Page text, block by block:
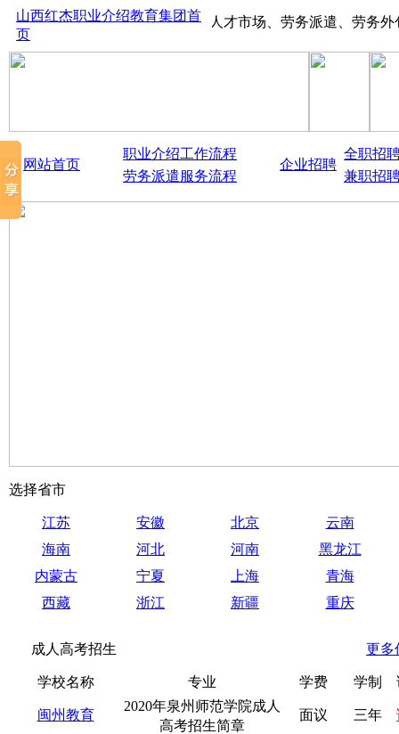
山西红杰职业介绍教育集团首
页
山西太原红杰人才市场、劳务派遣、劳务外
网站首页
职业介绍工作流程
企业招聘
全职招
劳务派遣服务流程
兼职招
选择省市
江苏 安徽 北京
云南
海南
河北 河南
黑龙江
内蒙古
宁夏 上海
青海
西藏
浙江 新疆 重庆
成人高考招生 更多
学校名称 专业 学费 学制
闽州教育
2020年泉州师范学院成人
高考招生简章
面议 三年